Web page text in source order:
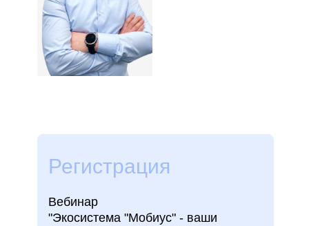
Вебинар
"Экосистема "Мобиус" - ваши
Регистрация